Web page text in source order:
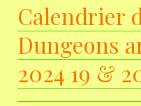
Calendrier
Dungeons
2024 19 &